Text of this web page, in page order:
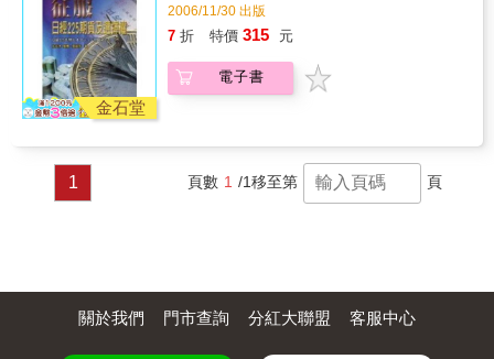
何時才是必勝的下單時機。 ◎簡易幽默的文
也能輕鬆踏入期貨投機的門檻。 ◎匯聚作者10
年期貨市場操盤手功力，理論與實務交叉應
用，並引用練功招數，揭露隱藏在投機市場中
色圖像解析，讓權證新手一次搞懂投資技巧與
10大致勝絕招，量身打造屬於你的最佳投資方
向。【本書特色】1.投資人認識權證的入門
書：台灣權證市場逐年擴大，第3季以來，權證
市場占台股成交金額已由年初的0.6%～0.7%成
小搏大賺台股：真正圖解書，用最簡單的語
言、實用的步驟，告訴讀者權證如何買、如何
看，甚至搞懂專有名詞與技術分析，用少少的
錢，賺進最大的財富。3.權證市場發燒 → 讓小
修、統一證券協理 潘俊賢、群益證券總經理 周
金石堂
2006/11/30 出版
7 折 特價 315 元
電子書
1 頁數 1 /1移至第 頁
關於我們 門市查詢 分紅大聯盟 客服中心